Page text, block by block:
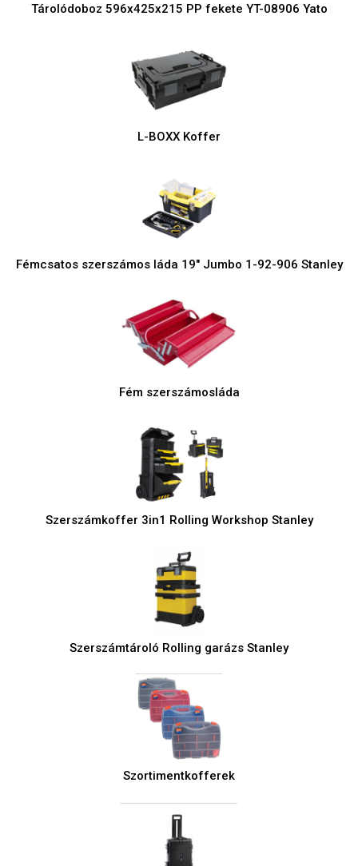
Tárolódoboz 596x425x215 PP fekete YT-08906 Yato
L-BOXX Koffer
Fémcsatos szerszámos láda 19" Jumbo 1-92-906 Stanley
Fém szerszámosláda
Szerszámkoffer 3in1 Rolling Workshop Stanley
Szerszámtároló Rolling garázs Stanley
Szortimentkofferek